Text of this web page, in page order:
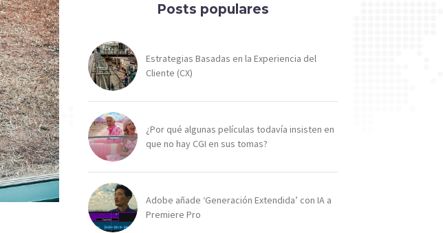
Posts populares
Estrategias Basadas en la Experiencia del
Cliente (CX)
¿Por qué algunas películas todavía insisten en
que no hay CGI en sus tomas?
Adobe añade ‘Generación Extendida’ con IA a
Premiere Pro